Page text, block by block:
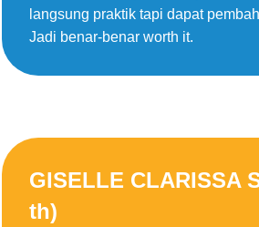
langsung praktik tapi dapat
Jadi benar-benar worth it.
GISELLE CLARISSA
th)